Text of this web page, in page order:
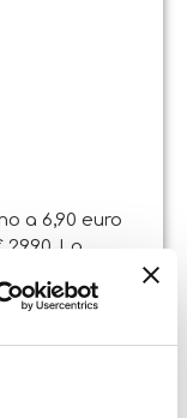
a 6,90 euro
La
lavorativi